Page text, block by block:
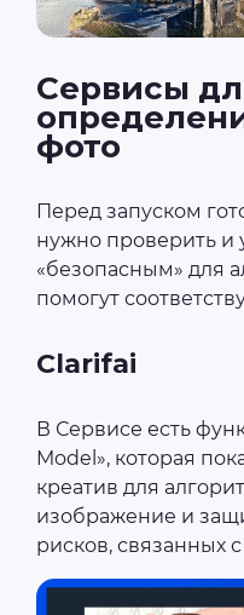
Сервисы
фото
Перед запуском
нужно проверить и
«безопасным» для
помогут
Clarifai
В Сервисе есть
Model», которая
креатив для
изображение и
рисков, связанных